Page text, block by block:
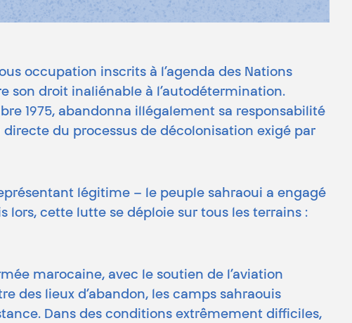
occupation inscrits à l’agenda des Nations
son droit inaliénable à l’autodétermination.
1975, abandonna illégalement sa responsabilité
du processus de décolonisation exigé par
légitime – le peuple sahraoui a engagé
cette lutte se déploie sur tous les terrains :
marocaine, avec le soutien de l’aviation
des lieux d’abandon, les camps sahraouis
Dans des conditions extrêmement difficiles,